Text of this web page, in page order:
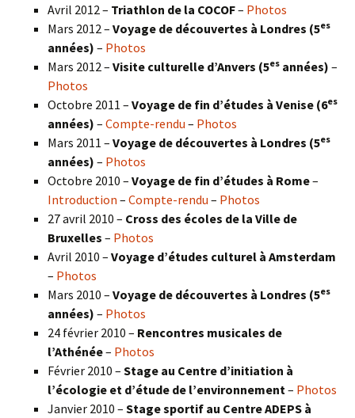
Avril 2012 – Triathlon de la COCOF– Photos
Mars 2012 – Voyage de découvertes à Londres (5es
années) – Photos
Mars 2012 – Visite culturelle d’Anvers (5es années) –
Photos
Octobre 2011 – Voyage de fin d’études à Venise (6es
années) – Compte-rendu – Photos
Mars 2011 – Voyage de découvertes à Londres (5es
années) – Photos
Octobre 2010 – Voyage de fin d’études à Rome–
Introduction – Compte-rendu – Photos
27 avril 2010 – Cross des écoles de la Ville de
Bruxelles – Photos
Avril 2010 – Voyage d’études culturel à Amsterdam
– Photos
Mars 2010 – Voyage de découvertes à Londres (5es
années) – Photos
24 février 2010 – Rencontres musicales de
l’Athénée– Photos
Février 2010 – Stage au Centre d’initiation à
l’écologie et d’étude de l’environnement – Photos
Janvier 2010 – Stage sportif au Centre ADEPS à